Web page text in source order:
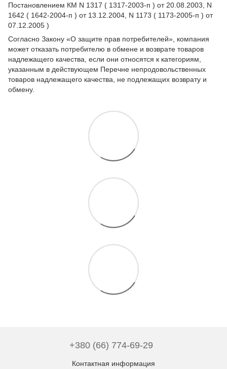
Постановлением КМ N 1317 ( 1317-2003-п ) от 20.08.2003, N
1642 ( 1642-2004-п ) от 13.12.2004, N 1173 ( 1173-2005-п ) от
07.12.2005 )
Согласно Закону «О защите прав потребителей» , компания
может отказать потребителю в обмене и возврате товаров
надлежащего качества, если они относятся к категориям,
указанным в действующем Перечне непродовольственных
товаров надлежащего качества, не подлежащих возврату и
обмену.
+380 (66) 774-69-29
Контактная информация